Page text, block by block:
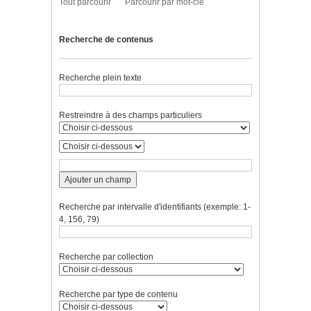
Tout parcourir Parcourir par mot-clé
Recherche de contenus
Recherche plein texte
Restreindre à des champs particuliers
Ajouter un champ
Recherche par intervalle d'identifiants (exemple: 1-
4, 156, 79)
Recherche par collection
Recherche par type de contenu